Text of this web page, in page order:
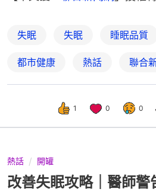
失眠 失眠 睡眠品質
都市健康 熱話 聯合
1 0 0
熱話 開罐
改善失眠攻略｜醫師警